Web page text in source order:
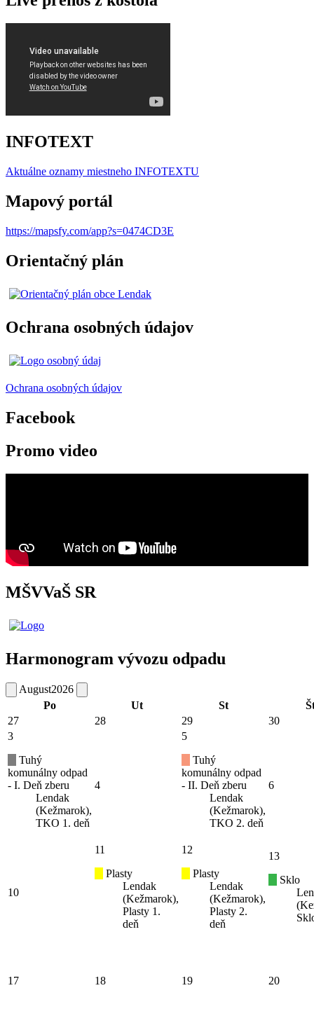
INFOTEXT
Aktuálne oznamy miestneho INFOTEXTU
Mapový portál
https://mapsfy.com/app?s=0474CD3E
Orientačný plán
Ochrana osobných údajov
Ochrana osobných údajov
Facebook
Promo video
MŠVVaŠ SR
Harmonogram vývozu odpadu
August2026
Po
Ut St
27
28 29
30
3
Tuhý
komunálny odpad
- I. Deň zberu
Lendak
(Kežmarok),
TKO 1. deň
4
5
Tuhý
komunálny odpad
- II. Deň zberu
Lendak
(Kežmarok),
TKO 2. deň
6
10
11
Plasty
Lendak
(Kežmarok),
Plasty 1.
deň
12
Plasty
Lendak
(Kežmarok),
Plasty 2.
deň
13
Sklo
17 18 19 20